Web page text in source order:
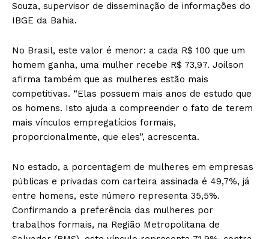
Souza, supervisor de disseminação de informações do
IBGE da Bahia.
No Brasil, este valor é menor: a cada R$ 100 que um
homem ganha, uma mulher recebe R$ 73,97. Joilson
afirma também que as mulheres estão mais
competitivas. “Elas possuem mais anos de estudo que
os homens. Isto ajuda a compreender o fato de terem
mais vínculos empregatícios formais,
proporcionalmente, que eles”, acrescenta.
No estado, a porcentagem de mulheres em empresas
públicas e privadas com carteira assinada é 49,7%, já
entre homens, este número representa 35,5%.
Confirmando a preferência das mulheres por
trabalhos formais, na Região Metropolitana de